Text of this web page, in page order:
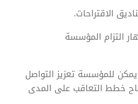
الاقتراحات.
التزام المؤسسة
للمؤسسة تعزيز التواصل
خطط التعاقب على المدى